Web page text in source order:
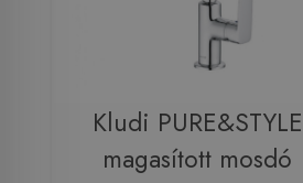
Kludi PURE&STYLE
magasított mosdó